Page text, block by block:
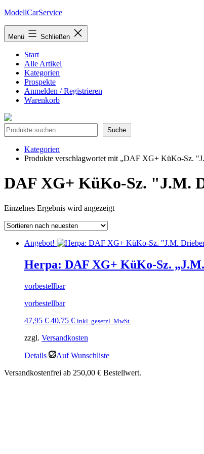
Zum
springen
ModellCarService
Menü Schließen
Start
Alle Artikel
Kategorien
Prospekte
Anmelden / Registrieren
Warenkorb
Suche Suche
Kategorien
Produkte verschlagwortet mit „DAF XG+ KüKo-Sz.
DAF XG+ KüKo-Sz. "J.M.
Einzelnes Ergebnis wird angezeigt
Angebot!
Herpa: DAF XG+ KüKo-Sz.
vorbestellbar
vorbestellbar
47,95€ Ursprünglicher
war:
40,75 €Aktueller
ist:
inkl. gesetzl. MwSt.
zzgl. Versandkosten
Details
Auf Wunschliste
Versandkostenfrei ab 250,00 € Bestellwert.